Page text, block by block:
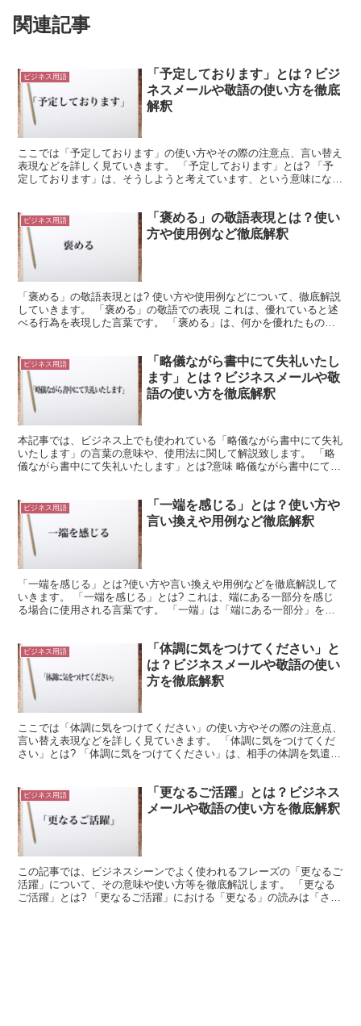
関連記事
ビジネス用語
「予定しております」とは？ビジ
ネスメールや敬語の使い方を徹底
解釈
ここでは「予定しております」の使い方やその際の注意点、言い替え
表現などを詳しく見ていきます。 「予定しております」とは? 「予
定しております」は、そうしようと考えています、という意味になる
ビジネス用語
「褒める」の敬語表現とは？使い
方や使用例など徹底解釈
「褒める」の敬語表現とは? 使い方や使用例などについて、徹底解説
していきます。 「褒める」の敬語での表現 これは、優れていると述
べる行為を表現した言葉です。 「褒める」は、何かを優れたものと
ビジネス用語
「略儀ながら書中にて失礼いたし
ます」とは？ビジネスメールや敬
語の使い方を徹底解釈
本記事では、ビジネス上でも使われている「略儀ながら書中にて失礼
いたします」の言葉の意味や、使用法に関して解説致します。 「略
儀ながら書中にて失礼いたします」とは?意味 略儀ながら書中にて失
ビジネス用語
「一端を感じる」とは？使い方や
言い換えや用例など徹底解釈
「一端を感じる」とは?使い方や言い換えや用例などを徹底解説して
いきます。 「一端を感じる」とは? これは、端にある一部分を感じ
る場合に使用される言葉です。 「一端」は「端にある一部分」を示
ビジネス用語
「体調に気をつけてください」と
は？ビジネスメールや敬語の使い
方を徹底解釈
ここでは「体調に気をつけてください」の使い方やその際の注意点、
言い替え表現などを詳しく見ていきます。 「体調に気をつけてくだ
さい」とは? 「体調に気をつけてください」は、相手の体調を気遣っ
ビジネス用語
「更なるご活躍」とは？ビジネス
メールや敬語の使い方を徹底解釈
この記事では、ビジネスシーンでよく使われるフレーズの「更なるご
活躍」について、その意味や使い方等を徹底解説します。 「更なる
ご活躍」とは? 「更なるご活躍」における「更なる」の読みは「さら